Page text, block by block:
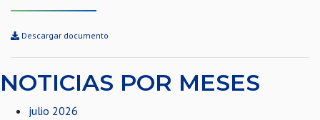
Descargar documento
NOTICIAS POR MESES
julio 2026